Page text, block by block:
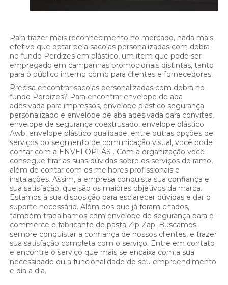
Para trazer mais reconhecimento no mercado, nada mais
efetivo que optar pela sacolas personalizadas com dobra
no fundo Perdizes em plástico, um item que pode ser
empregado em campanhas promocionais distintas, tanto
para o público interno como para clientes e fornecedores.
Precisa encontrar sacolas personalizadas com dobra no
fundo Perdizes? Para encontrar envelope de aba
adesivada para impressos, envelope plástico segurança
personalizado e envelope de aba adesivada para convites,
envelope de segurança coextrusado, envelope plástico
Awb, envelope plástico qualidade, entre outras opções de
serviços do segmento de comunicação visual, você pode
contar com a ENVELOPLÁS . Com a organização você
consegue tirar as suas dúvidas sobre os serviços do ramo,
além de contar com os melhores profissionais e
instalações. Assim, a empresa conquista sua confiança e
sua satisfação, que são os maiores objetivos da marca.
Estamos à sua disposição para esclarecer dúvidas e dar o
suporte necessário. Além dos que já foram citados,
também trabalhamos com envelope de segurança para e-
commerce e fabricante de pasta Zip Zap. Buscamos
sempre conquistar a confiança de nossos clientes, e trazer
sua satisfação completa com o serviço. Entre em contato
e encontre o serviço que mais se encaixa com a sua
necessidade ou a funcionalidade de seu empreendimento
e dia a dia.